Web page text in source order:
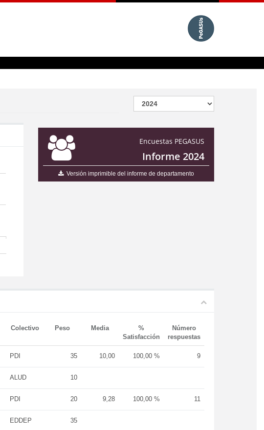
Encuestas PEGASUS
Informe 2024
Versión imprimible del informe de departamento
Colectivo Peso Media
%
Satisfacción
Número
respuestas
PDI 35 10,00 100,00 % 9
ALUD 10
PDI 20 9,28 100,00 % 11
EDDEP 35